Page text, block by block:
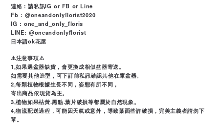
連絡：請私訊IG or FB or Line
Fb : @oneandonlyflorist2020
IG : one_and_only_floris
LINE: @oneandonlyflorist
日本語ok花屋
⚠️注意事項⚠️
1,如果遇盆器缺貨，會更換成相似盆器寄送。
如需要其他造型，可下訂前私訊確認其他在庫盆器。
2,每顆植物根據生長不同，姿態有所不同，
寄出商品依現貨為主。
3,植物如果枯黃.黑點.葉片破損等都屬於自然現象。
4,物流配送過程，可能因天氣或意外，導致葉面些許破損，完美主義者請勿下
單。